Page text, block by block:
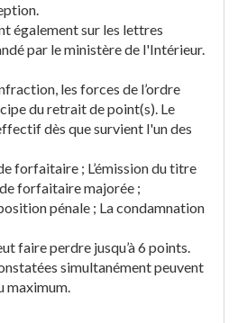
également sur les lettres
par le ministère de l'Intérieur.
les forces de l’ordre
du retrait de point(s). Le
dès que survient l'un des
forfaitaire ; L’émission du titre
forfaitaire majorée ;
pénale ; La condamnation
faire perdre jusqu’à 6 points.
simultanément peuvent
maximum.